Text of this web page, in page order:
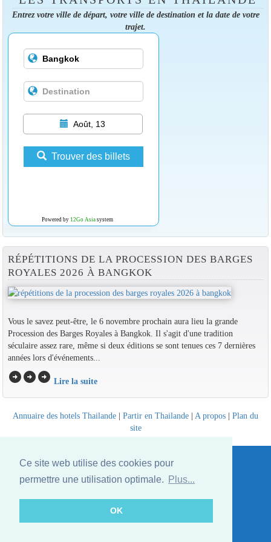
Ce site web utilise des cookies pour
permettre une utilisation optimale.
Plus...
OK
Entrez votre ville de départ, votre ville de destination et la date de votre
trajet.
Août, 13
Trouver des billets
Powered by 12Go Asiasystem
RÉPÉTITIONS DE LA PROCESSION DES BARGES
ROYALES 2026 À BANGKOK
Vous le savez peut-être, le 6 novembre prochain aura lieu la grande
Procession des Barges Royales à Bangkok. Il s'agit d'une tradition
séculaire assez rare, même si deux éditions se sont tenues ces 7 dernières
années lors d'événements...
arrow_circle_rightarrow_circle_rightarrow_circle_right Lire la suite
Annuaire des hotels Thailande | Partir en Thailande | A propos | Plan du
site